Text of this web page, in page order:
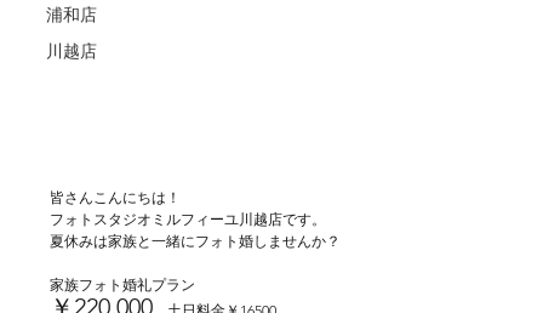
浦和店
川越店
皆さんこんにちは！
フォトスタジオミルフィーユ川越店です。
夏休みは家族と一緒にフォト婚しませんか？
家族フォト婚礼プラン
￥220,000